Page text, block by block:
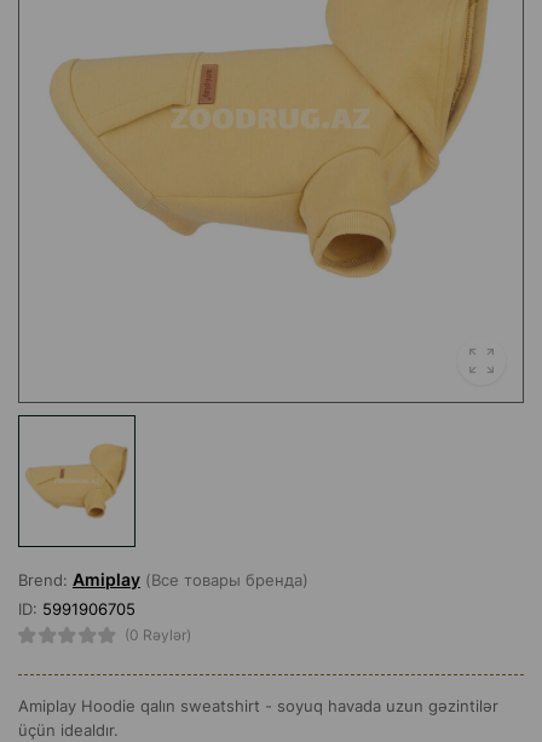
Brend: Amiplay (Все товары бренда)
ID: 5991906705
(0 Rəylər)
Amiplay Hoodie qalın sweatshirt - soyuq havada uzun gəzintilər
üçün idealdır.